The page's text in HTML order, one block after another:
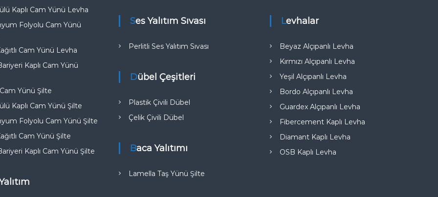
Kaplı Cam Yünü Levha
Folyolu Cam Yünü
Cam Yünü Levha
Kaplı Cam Yünü
Cam Yünü Şilte
Kaplı Cam Yünü Şilte
Folyolu Cam Yünü Şilte
Cam Yünü Şilte
Kaplı Cam Yünü Şilte
Yalıtım
Ses Yalıtım Sıvası
Perlitli Ses Yalıtım Sıvası
Dübel Çeşitleri
Plastik Çivili Dübel
Çelik Çivili Dübel
Baca Yalıtımı
Lamella Taş Yünü Şilte
Levhalar
Beyaz Alçıpanlı Levha
Kırmızı Alçıpanlı Levha
Yeşil Alçıpanlı Levha
Bordo Alçıpanlı Levha
Guardex Alçıpanlı Levha
Fibercement Kaplı Levha
Diamant Kaplı Levha
OSB Kaplı Levha